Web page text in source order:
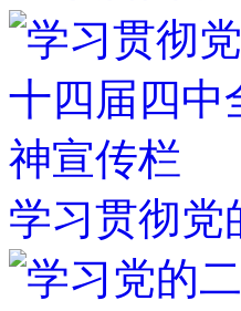
学习贯彻党